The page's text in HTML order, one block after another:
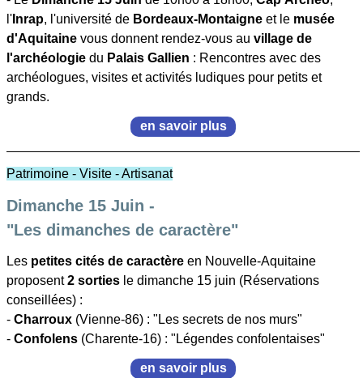
l' Inrap, l'université de Bordeaux-Montaigne et le musée
d'Aquitaine vous donnent rendez-vous au village de
l'archéologie du Palais Gallien : Rencontres avec des
archéologues, visites et activités ludiques pour petits et
grands.
en savoir plus
Patrimoine - Visite - Artisanat
Dimanche 15 Juin -
"Les dimanches de caractère"
Les petites cités de caractère en Nouvelle-Aquitaine
proposent2 sorties le dimanche 15 juin (Réservations
conseillées) :
- Charroux (Vienne-86) : "Les secrets de nos murs"
- Confolens (Charente-16) : "Légendes confolentaises"
en savoir plus